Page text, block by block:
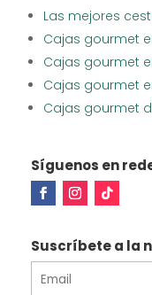
Las mejores
Cajas gourmet
Cajas gourmet
Cajas gourmet
Cajas gourmet
Síguenos en
Suscríbete a la